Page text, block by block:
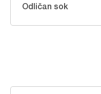
Odličan sok